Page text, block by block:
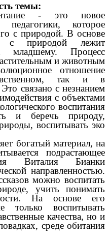
темы:
- это новое
педагогики, которое
с природой. В основе
с природой лежит
младшему. Процесс
и животным
отношение
так и в
связано с незнанием
с объектами
воспитания
и беречь природу,
воспитывать эко
богатый материал, на
подрастающее
Виталия Бианки
направленностью.
можно воспитать
учить понимать
На основе его
только воспитывать
качества, но и
среде обитания